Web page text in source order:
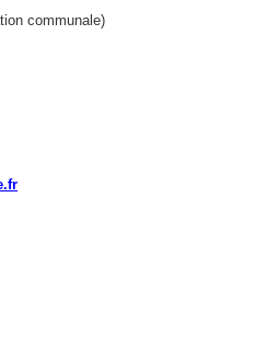
communale)